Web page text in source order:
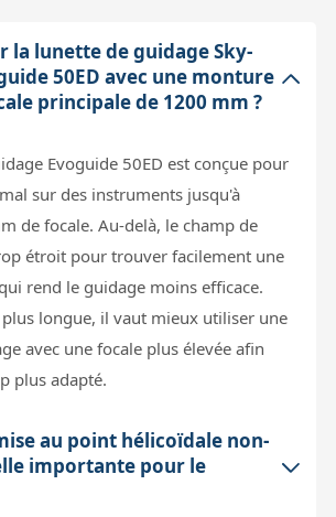
la lunette de guidage Sky-
50ED avec une monture
principale de 1200 mm ?
Evoguide 50ED est conçue pour
sur des instruments jusqu'à
de focale. Au-delà, le champ de
étroit pour trouver facilement une
rend le guidage moins efficace.
longue, il vaut mieux utiliser une
avec une focale plus élevée afin
plus adapté.
au point hélicoïdale non-
importante pour le